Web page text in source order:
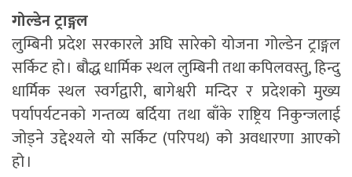
गोल्डेन ट्राङ्गल
लुम्बिनी प्रदेश सरकारले अघि सारेको योजना गोल्डेन ट्राङ्गल
सर्किट हो । बौद्ध धार्मिक स्थल लुम्बिनी तथा कपिलवस्तु, हिन्दु
धार्मिक स्थल स्वर्गद्वारी, बागेश्वरी मन्दिर र प्रदेशको मुख्य
पर्यापर्यटनको गन्तव्य बर्दिया तथा बाँके राष्ट्रिय निकुन्जलाई
जोड्ने उद्देश्यले यो सर्किट (परिपथ) को अवधारणा आएको
हो ।